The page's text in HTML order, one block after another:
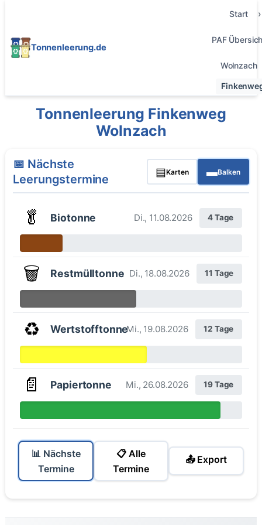
Tonnenleerung.de
Start
PAF
Wolnzach
Tonnenleerung Finkenweg
Wolnzach
📅 Nächste
Leerungstermine
▤Karten ▬Balken
🥬 Biotonne Di., 11.08.2026 4 Tage
🗑️ Restmülltonne Di., 18.08.2026 11 Tage
♻️ WertstofftonneMi., 19.08.2026 12 Tage
📄 Papiertonne Mi., 26.08.2026 19 Tage
📊 Nächste
Termine
📋 Alle
Termine
📤 Export